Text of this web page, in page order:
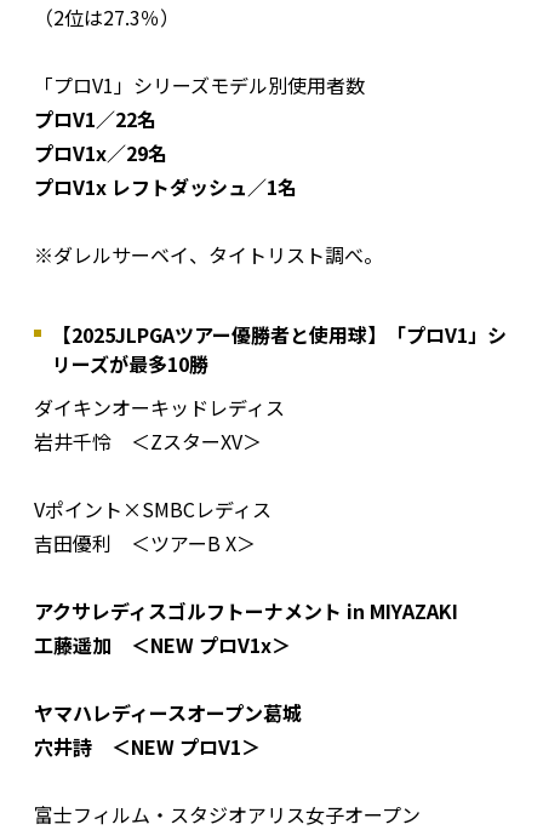
（2位は27.3％）
「プロV1」シリーズモデル別使用者数
プロV1／22名
プロV1x／29名
プロV1x レフトダッシュ／1名
※ダレルサーベイ、タイトリスト調べ。
【2025JLPGAツアー優勝者と使用球】「プロV1」シ
リーズが最多10勝
ダイキンオーキッドレディス
岩井千怜 ＜ZスターXV＞
Vポイント×SMBCレディス
吉田優利 ＜ツアーB X＞
アクサレディスゴルフトーナメント in MIYAZAKI
工藤遥加 ＜NEW プロV1x＞
ヤマハレディースオープン葛城
穴井詩 ＜NEW プロV1＞
富士フィルム・スタジオアリス女子オープン